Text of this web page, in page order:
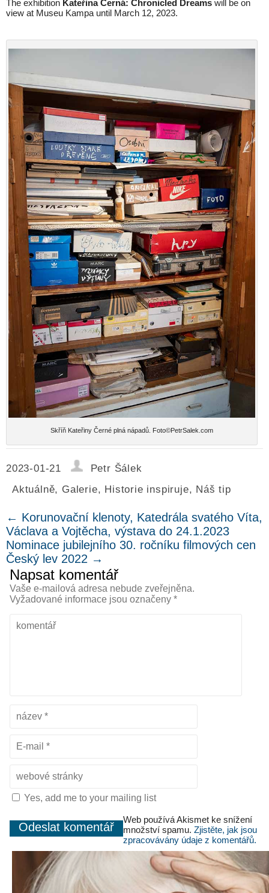
The exhibition Kateřina Černá: Chronicled Dreams will be on
view at Museu Kampa until March 12, 2023.
Skříň Kateřiny Černé plná nápadů. Foto©PetrSalek.com
2023-01-21
Petr Šálek
Aktuálně, Galerie, Historie inspiruje, Náš tip
← Korunovační klenoty, Katedrála svatého Víta,
Václava a Vojtěcha, výstava do 24.1.2023
Nominace jubilejního 30. ročníku filmových cen
Český lev 2022 →
Napsat komentář
Vaše e-mailová adresa nebude zveřejněna.
Vyžadované informace jsou označeny *
Yes, add me to your mailing list
Web používá Akismet ke snížení
množství spamu. Zjistěte, jak jsou
zpracovávány údaje z komentářů.